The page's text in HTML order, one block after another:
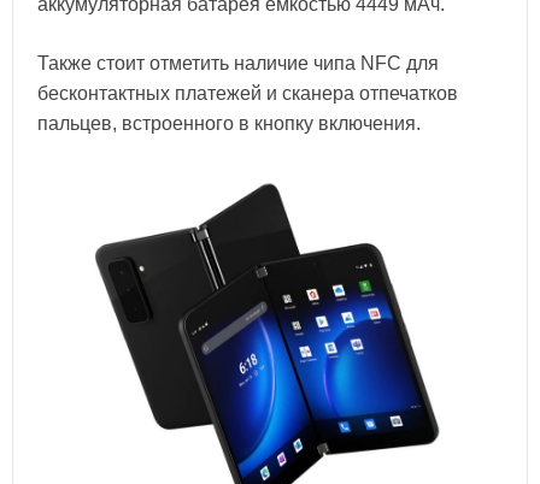
Также стоит отметить наличие чипа NFC для
бесконтактных платежей и сканера отпечатков
пальцев, встроенного в кнопку включения.